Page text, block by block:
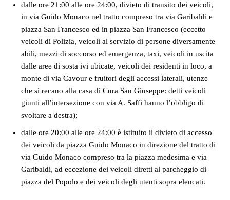
dalle ore 21:00 alle ore 24:00, divieto di transito dei veicoli,
in via Guido Monaco nel tratto compreso tra via Garibaldi e
piazza San Francesco ed in piazza San Francesco (eccetto
veicoli di Polizia, veicoli al servizio di persone diversamente
abili, mezzi di soccorso ed emergenza, taxi, veicoli in uscita
dalle aree di sosta ivi ubicate, veicoli dei residenti in loco, a
monte di via Cavour e fruitori degli accessi laterali, utenze
che si recano alla casa di Cura San Giuseppe: detti veicoli
giunti all’intersezione con via A. Saffi hanno l’obbligo di
svoltare a destra);
dalle ore 20:00 alle ore 24:00 è istituito il divieto di accesso
dei veicoli da piazza Guido Monaco in direzione del tratto di
via Guido Monaco compreso tra la piazza medesima e via
Garibaldi, ad eccezione dei veicoli diretti al parcheggio di
piazza del Popolo e dei veicoli degli utenti sopra elencati.